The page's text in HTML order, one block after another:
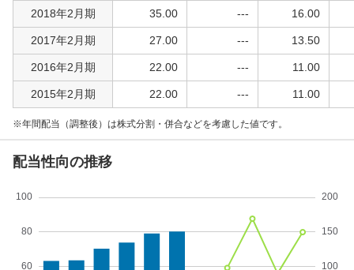
2018年2月期 35.00 --- 16.00
2017年2月期 27.00 --- 13.50
2016年2月期 22.00 --- 11.00
2015年2月期 22.00 --- 11.00
年間配当（調整後）は株式分割・併合などを考慮した値です。
配当性向の推移